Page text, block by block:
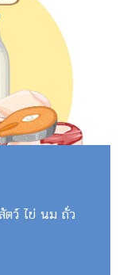
ตว์ ไข่ นม ถั่ว